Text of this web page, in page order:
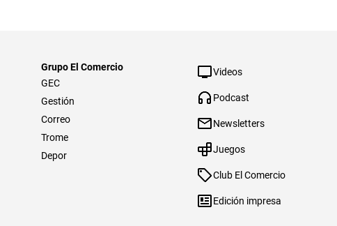
Grupo El Comercio
GEC
Gestión
Correo
Trome
Depor
Videos
Podcast
Newsletters
Juegos
Club El Comercio
Edición impresa